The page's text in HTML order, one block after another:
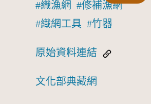
織漁網
修補漁網
織網工具
竹器
原始資料連結
文化部典藏網